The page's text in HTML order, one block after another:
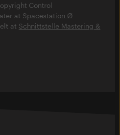
Control
at Spacestation Ø
at Schnittstelle Mastering &